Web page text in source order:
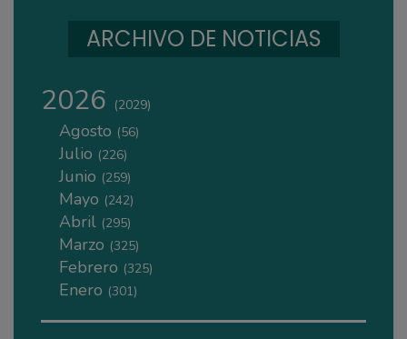
ARCHIVO DE NOTICIAS
2026 (2029)
Agosto (56)
Julio (226)
Junio (259)
Mayo (242)
Abril (295)
Marzo (325)
Febrero (325)
Enero (301)